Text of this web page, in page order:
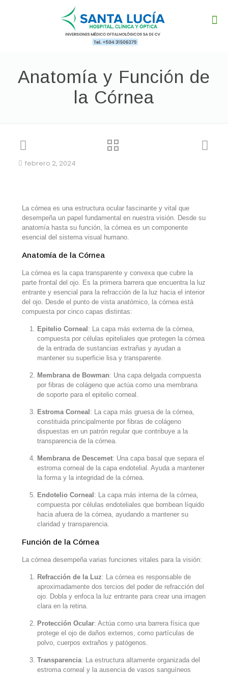
Anatomía y Función de
la Córnea
febrero 2, 2024
La córnea es una estructura ocular fascinante y vital que
desempeña un papel fundamental en nuestra visión. Desde su
anatomía hasta su función, la córnea es un componente
esencial del sistema visual humano.
Anatomía de la Córnea
La córnea es la capa transparente y convexa que cubre la
parte frontal del ojo. Es la primera barrera que encuentra la luz
entrante y esencial para la refracción de la luz hacia el interior
del ojo. Desde el punto de vista anatómico, la córnea está
compuesta por cinco capas distintas:
Epitelio Corneal : La capa más externa de la córnea,
compuesta por células epiteliales que protegen la córnea
de la entrada de sustancias extrañas y ayudan a
mantener su superficie lisa y transparente.
Membrana de Bowman: Una capa delgada compuesta
por fibras de colágeno que actúa como una membrana
de soporte para el epitelio corneal.
Estroma Corneal : La capa más gruesa de la córnea,
constituida principalmente por fibras de colágeno
dispuestas en un patrón regular que contribuye a la
transparencia de la córnea.
Membrana de Descemet: Una capa basal que separa el
estroma corneal de la capa endotelial. Ayuda a mantener
la forma y la integridad de la córnea.
Endotelio Corneal : La capa más interna de la córnea,
compuesta por células endoteliales que bombean líquido
hacia afuera de la córnea, ayudando a mantener su
claridad y transparencia.
Función de la Córnea
La córnea desempeña varias funciones vitales para la visión:
Refracción de la Luz: La córnea es responsable de
aproximadamente dos tercios del poder de refracción del
ojo. Dobla y enfoca la luz entrante para crear una imagen
clara en la retina.
Protección Ocular: Actúa como una barrera física que
protege el ojo de daños externos, como partículas de
polvo, cuerpos extraños y patógenos.
Transparencia: La estructura altamente organizada del
estroma corneal y la ausencia de vasos sanguíneos